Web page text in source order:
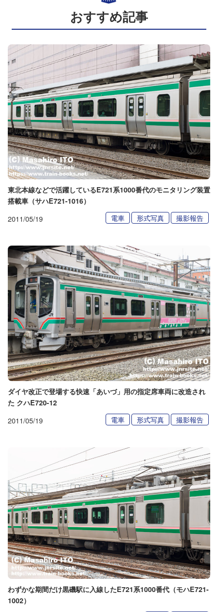
おすすめ記事
東北本線などで活躍しているE721系1000番代のモニタリング装置
搭載車（サハE721-1016）
2011/05/19 電車 形式写真 撮影報告
ダイヤ改正で登場する快速「あいづ」用の指定席車両に改造され
た クハE720-12
2011/05/19 電車 形式写真 撮影報告
わずかな期間だけ黒磯駅に入線したE721系1000番代（モハE721-
1002）